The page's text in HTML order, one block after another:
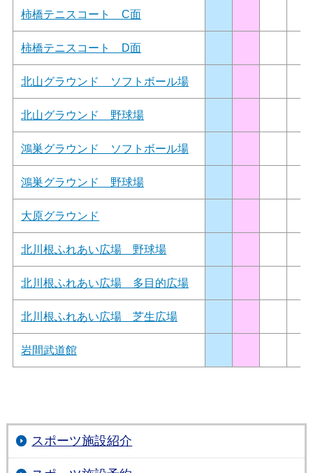
柿橋テニスコート C面
柿橋テニスコート D面
北山グラウンド ソフトボール場
北山グラウンド 野球場
鴻巣グラウンド ソフトボール場
鴻巣グラウンド 野球場
大原グラウンド
北川根ふれあい広場 野球場
北川根ふれあい広場 多目的広場
北川根ふれあい広場 芝生広場
岩間武道館
スポーツ施設紹介